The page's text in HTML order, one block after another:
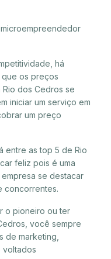
há
que os preços
dos Cedros se
iniciar um serviço em
um preço
entre as top 5 de Rio
feliz pois é uma
se destacar
concorrentes.
o pioneiro ou ter
você sempre
de marketing,
voltados